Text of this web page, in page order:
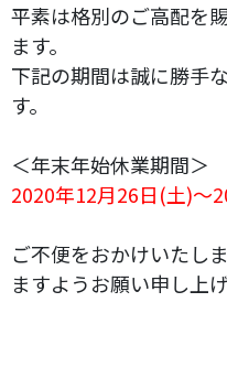
平素は格別のご高配を
ます。
下記の期間は誠に勝手
す。
＜年末年始休業期間＞
2020年12月26日(土)～
ご不便をおかけいたし
ますようお願い申し上げ